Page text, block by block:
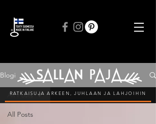
RATKAISUJA ARKEEN, JUHLAAN JA LAHJOIHIN
Blogi
All Posts
All Posts